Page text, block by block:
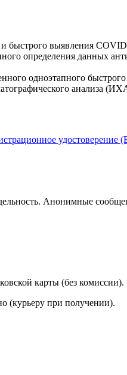
быстрого выявления
определения данных
одноэтапного
анализа
удостоверение
Анонимные
карты (без комиссии).
(курьеру при получении).